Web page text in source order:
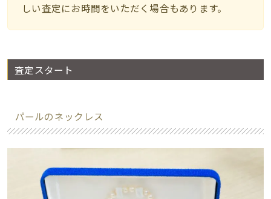
しい査定にお時間をいただく場合もあります。
査定スタート
パールのネックレス